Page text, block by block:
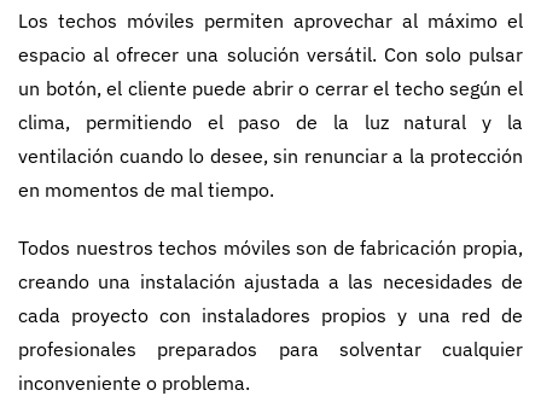
Los techos móviles permiten aprovechar al máximo el
espacio al ofrecer una solución versátil. Con solo pulsar
un botón, el cliente puede abrir o cerrar el techo según el
clima, permitiendo el paso de la luz natural y la
ventilación cuando lo desee, sin renunciar a la protección
en momentos de mal tiempo.
Todos nuestros techos móviles son de fabricación propia,
creando una instalación ajustada a las necesidades de
cada proyecto con instaladores propios y una red de
profesionales preparados para solventar cualquier
inconveniente o problema.